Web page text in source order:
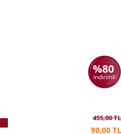
%80
indirimli
455,00 TL
90,00 TL